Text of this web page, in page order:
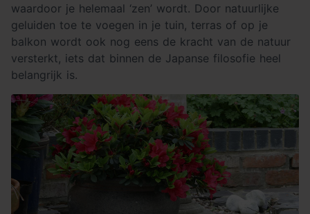
waardoor je helemaal ‘zen’ wordt. Door natuurlijke
geluiden toe te voegen in je tuin, terras of op je
balkon wordt ook nog eens de kracht van de natuur
versterkt, iets dat binnen de Japanse filosofie heel
belangrijk is.